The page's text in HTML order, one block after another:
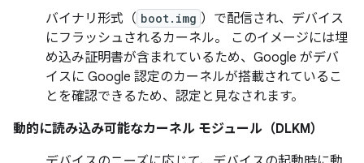
バイナリ形式（ boot.img ）で配信され、デバイス
にフラッシュされるカーネル。 このイメージには埋
め込み証明書が含まれているため、Google がデバ
イスに Google 認定のカーネルが搭載されているこ
とを確認できるため、認定と見なされます。
動的に読み込み可能なカーネル モジュール（DLKM）